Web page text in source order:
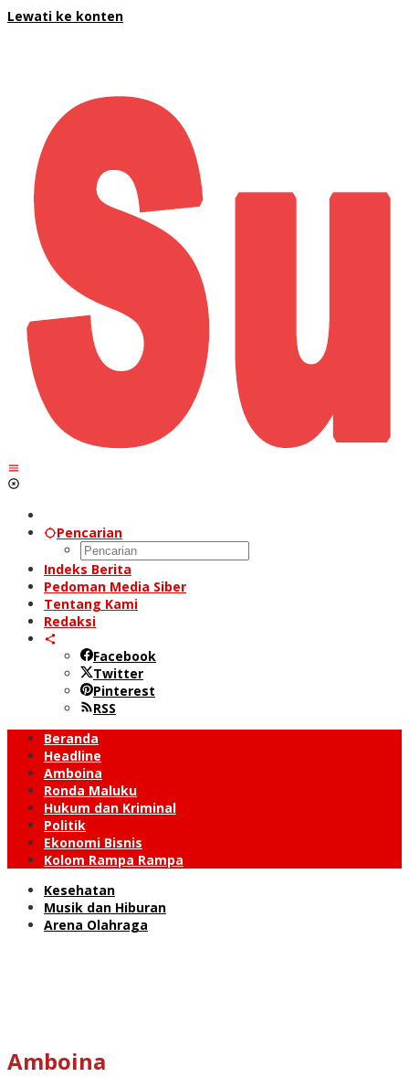
Lewati ke konten
Pencarian
Indeks Berita
Pedoman Media Siber
Tentang Kami
Redaksi
Facebook
Twitter
Pinterest
RSS
Beranda
Headline
Amboina
Ronda Maluku
Hukum dan Kriminal
Politik
Ekonomi Bisnis
Kolom Rampa Rampa
Kesehatan
Musik dan Hiburan
Arena Olahraga
Amboina